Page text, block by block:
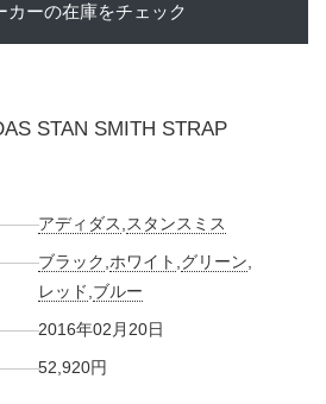
カーの在庫をチェック
STAN SMITH STRAP
アディダス スタンスミス
ブラック ホワイト グリーン
レッド ブルー
2016年02月20日
52,920円